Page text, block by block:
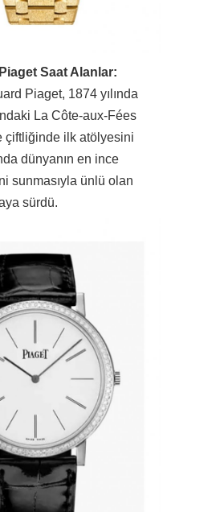
Saat Alanlar:
Piaget, 1874 yılında
La Côte-aux-Fées
çiftliğinde ilk atölyesini
dünyanın en ince
sunmasıyla ünlü olan
sürdü.